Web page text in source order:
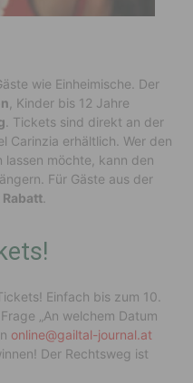
wie Einheimische. Der
, Kinder bis 12 Jahre
. Tickets sind direkt an der
Carinzia erhältlich. Wer den
möchte, kann den
Für Gäste aus der
Einfach bis zum 10.
„An welchem Datum
online@gailtal-journal.at
Der Rechtsweg ist